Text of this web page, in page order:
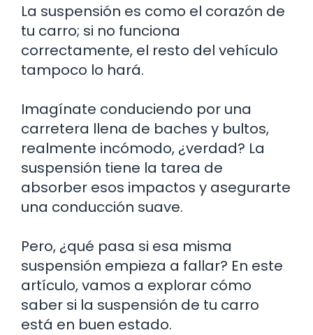
La suspensión es como el corazón de
tu carro; si no funciona
correctamente, el resto del vehículo
tampoco lo hará.
Imagínate conduciendo por una
carretera llena de baches y bultos,
realmente incómodo, ¿verdad? La
suspensión tiene la tarea de
absorber esos impactos y asegurarte
una conducción suave.
Pero, ¿qué pasa si esa misma
suspensión empieza a fallar? En este
artículo, vamos a explorar cómo
saber si la suspensión de tu carro
está en buen estado.